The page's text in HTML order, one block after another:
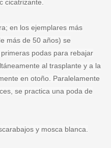
cicatrizante.
en los ejemplares más
más de 50 años) se
podas para rebajar
al trasplante y a la
en otoño. Paralelamente
se practica una poda de
y mosca blanca.